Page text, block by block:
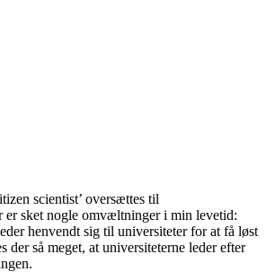
scientist’ oversættes til
er sket nogle omvæltninger i min levetid:
henvendt sig til universiteter for at få løst
der så meget, at universiteterne leder efter